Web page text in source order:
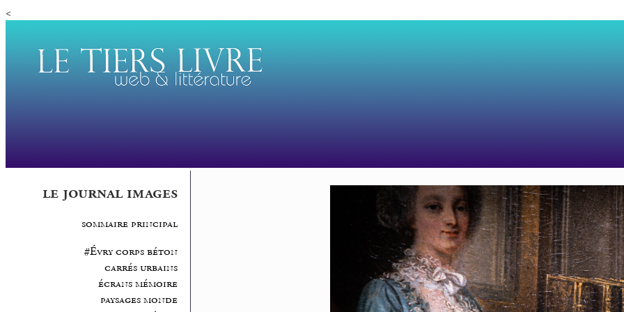
<
le journal images
sommaire principal
#Évry corps béton
carrés urbains
écrans mémoire
paysages monde